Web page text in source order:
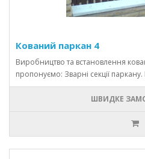
Кований паркан 4
Виробництво та встановлення
пропонуємо: Зварні секції паркану.
ШВИДКЕ